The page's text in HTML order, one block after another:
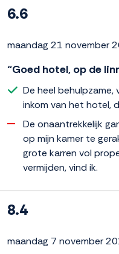
6.6
maandag 21 november
“Goed hotel, op de
De heel behulpzame,
inkom van het hotel,
De onaantrekkelijk
op mijn kamer te
grote karren vol
vermijden, vind ik.
8.4
maandag 7 november